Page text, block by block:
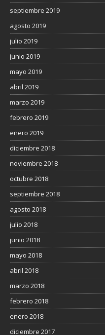
septiembre 2019
agosto 2019
julio 2019
junio 2019
mayo 2019
abril 2019
marzo 2019
febrero 2019
enero 2019
diciembre 2018
noviembre 2018
octubre 2018
septiembre 2018
agosto 2018
julio 2018
junio 2018
mayo 2018
abril 2018
marzo 2018
febrero 2018
enero 2018
diciembre 2017